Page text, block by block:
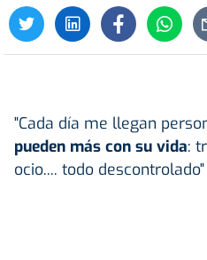
"Cada día me llegan
pueden más con su vida:
ocio.... todo descontrolado"